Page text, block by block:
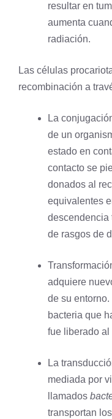
resultar en
aumenta
radiación.
Las células
recombinación a
La
de un
estado en
contacto se
donados al
equivalentes
descendencia
de rasgos de
adquiere
de su
bacteria que
fue liberado al
La
mediada por
llamados
transportan